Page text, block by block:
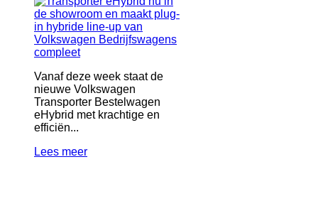
Vanaf deze week staat de
nieuwe Volkswagen
Transporter Bestelwagen
eHybrid met krachtige en
efficiën...
Lees meer